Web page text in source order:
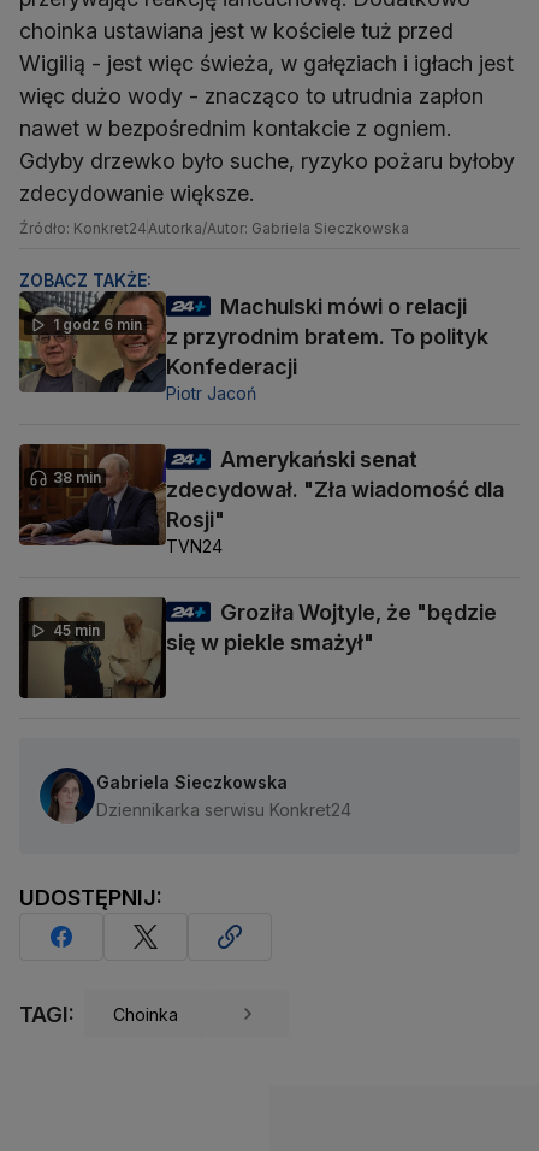
choinka ustawiana jest w kościele tuż przed
Wigilią - jest więc świeża, w gałęziach i igłach jest
więc dużo wody - znacząco to utrudnia zapłon
nawet w bezpośrednim kontakcie z ogniem.
Gdyby drzewko było suche, ryzyko pożaru byłoby
zdecydowanie większe.
Źródło: Konkret24Autorka/Autor: Gabriela Sieczkowska
ZOBACZ TAKŻE:
1 godz 6 min
Machulski mówi o relacji
z przyrodnim bratem. To polityk
Konfederacji
Piotr Jacoń
38 min
Amerykański senat
zdecydował. "Zła wiadomość dla
Rosji"
TVN24
45 min
Groziła Wojtyle, że "będzie
się w piekle smażył"
Gabriela Sieczkowska
Dziennikarka serwisu Konkret24
UDOSTĘPNIJ:
TAGI: Choinka